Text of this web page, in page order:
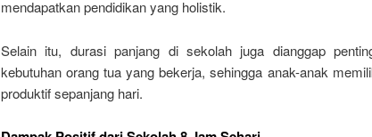
mendapatkan pendidikan yang holistik.
Selain itu, durasi panjang di sekolah juga dianggap
kebutuhan orang tua yang bekerja, sehingga anak-anak
produktif sepanjang hari.